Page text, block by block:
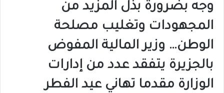
وجه بضرورة بذل المزيد من
المجهودات وتغليب مصلحة
الوطن… وزير المالية المفوض
بالجزيرة يتفقد عدد من إدارات
الوزارة مقدما تهاني عيد الفطر